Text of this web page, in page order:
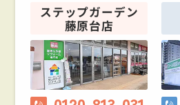
ステップガーデン
藤原台店